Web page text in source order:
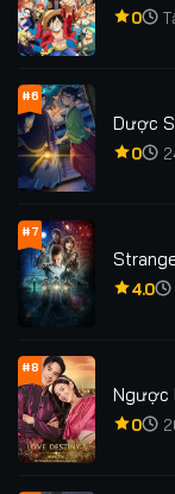
0
#6
Dược
0
#7
4.0
#8
Ngược
0